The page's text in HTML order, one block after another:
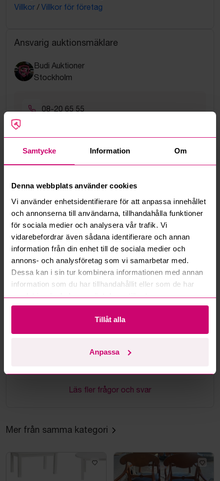
Samtycke Information Om
Denna webbplats använder cookies
Vi använder enhetsidentifierare för att anpassa innehållet
och annonserna till användarna, tillhandahålla funktioner
för sociala medier och analysera vår trafik. Vi
vidarebefordrar även sådana identifierare och annan
information från din enhet till de sociala medier och
annons- och analysföretag som vi samarbetar med.
Dessa kan i sin tur kombinera informationen med annan
information som du har tillhandahållit eller som de har
samlat in när du har använt deras tjänster.
Tillåt alla
Anpassa
Villkor / Villkor för företag
Ansvarig auktionsmäklare
Budi Auktioner
Stockholm
08-20 65 55
4.5
Vanliga frågor och svar
Hur fungerar manuella bud?
Vad innebär serviceavgift?
Vad är ett reservationspris?
Hur fungerar maxbud?
Läs fler frågor och svar
Mer från samma kategori